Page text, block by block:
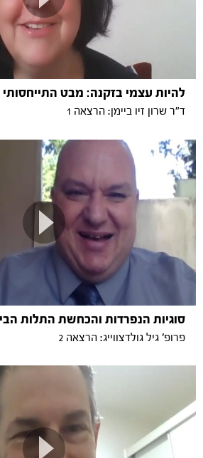
להיות עצמי בזקנה: מבט התייחסותי
ד"ר שרון זיו ביימן: הרצאה 1
סוגיות הנפרדות והכחשת התלות
פרופ' גיל גולדצווייג: הרצאה 2